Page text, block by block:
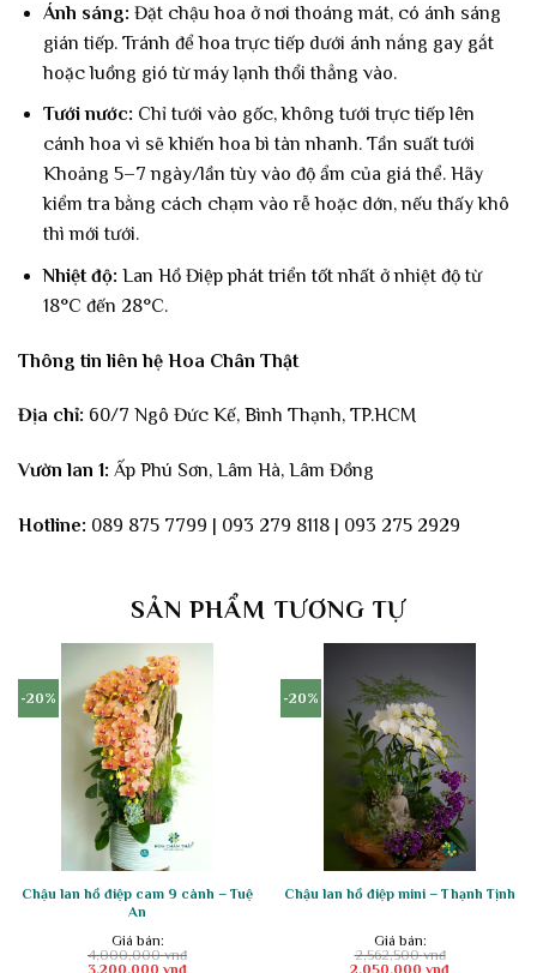
Ánh sáng: Đặt chậu hoa ở nơi thoáng mát, có ánh sáng
gián tiếp. Tránh để hoa trực tiếp dưới ánh nắng gay gắt
hoặc luồng gió từ máy lạnh thổi thẳng vào.
Tưới nước: Chỉ tưới vào gốc, không tưới trực tiếp lên
cánh hoa vì sẽ khiến hoa bì tàn nhanh. Tần suất tưới
Khoảng 5–7 ngày/lần tùy vào độ ẩm của giá thể. Hãy
kiểm tra bằng cách chạm vào rễ hoặc dớn, nếu thấy khô
thì mới tưới.
Nhiệt độ: Lan Hồ Điệp phát triển tốt nhất ở nhiệt độ từ
18°C đến 28°C.
Thông tin liên hệ Hoa Chân Thật
Địa chỉ: 60/7 Ngô Đức Kế, Bình Thạnh, TP.HCM
Vườn lan 1: Ấp Phú Sơn, Lâm Hà, Lâm Đồng
Hotline: 089 875 7799 | 093 279 8118 | 093 275 2929
SẢN PHẨM TƯƠNG TỰ
-20%
Chậu lan hồ điệp cam 9 cành – Tuệ
An
Giá bán:
4,000,000vnđ
Giá
3,200,000 vnđ
Giá
-20%
Chậu lan hồ điệp mini – Thạnh Tịnh
Giá bán:
2,562,500vnđ
Giá
2,050,000 vnđ
Giá